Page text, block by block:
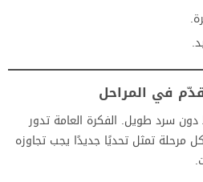
في المراحل
سرد طويل. الفكرة العامة تدور
مرحلة تمثل تحديًا جديدًا يجب تجاوزه